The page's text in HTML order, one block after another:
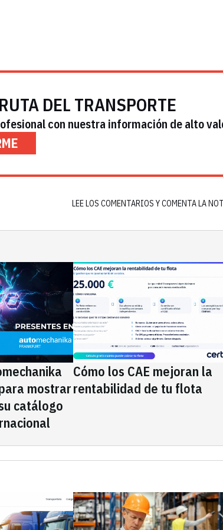
DEL TRANSPORTE
con nuestra información de alto
LEE LOS COMENTARIOS Y COMENTA LA
mostrar
catálogo
Cómo los CAE mejoran la
rentabilidad de tu flota